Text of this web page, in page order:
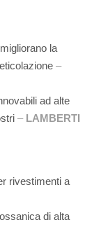
la
–
ad alte
–LAMBERTI
rivestimenti a
di alta